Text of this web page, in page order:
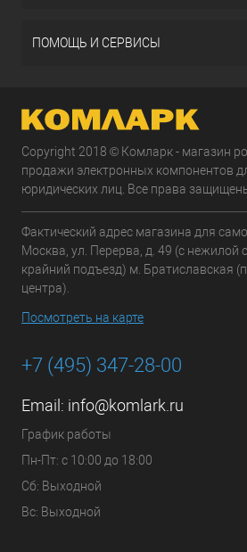
ПОМОЩЬ И СЕРВИСЫ
Copyright 2018 © Комларк - магазин
продажи электронных компонентов
юридических лиц. Все права
Фактический адрес магазина для
Москва, ул. Перерва, д. 49 (с нежилой
крайний подъезд) м. Братиславская
центра).
Посмотреть на карте
+7 (495) 347-28-00
Email: info@komlark.ru
График работы
Пн-Пт: с 10:00 до 18:00
Сб: Выходной
Вс: Выходной